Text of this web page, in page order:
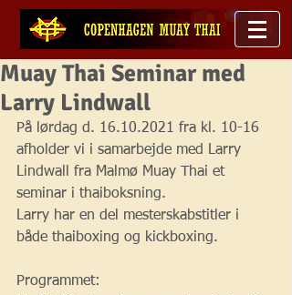
Muay Thai Seminar med
Larry Lindwall
På lørdag d. 16.10.2021 fra kl. 10-16
afholder vi i samarbejde med Larry
Lindwall fra Malmø Muay Thai et
seminar i thaiboksning.
Larry har en del mesterskabstitler i
både thaiboxing og kickboxing.
Programmet: